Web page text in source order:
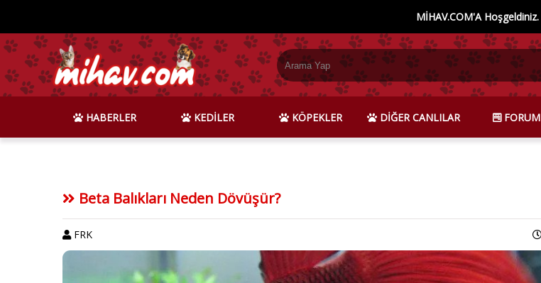
MİHAV.COM'A Hoşgeldiniz.
HABERLER KEDİLER KÖPEKLER DİĞER CANLILAR FORUM
Beta Balıkları Neden Dövüşür?
FRK